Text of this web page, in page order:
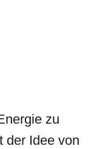
zu
der Idee von